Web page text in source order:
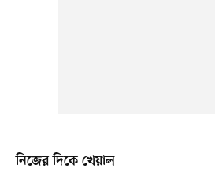
নিজের দিকে খেয়াল